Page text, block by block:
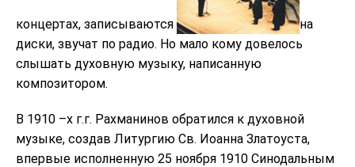
концертах, записываются
на
диски, звучат по радио. Но мало кому довелось
слышать духовную музыку, написанную
композитором.
В 1910 –х г.г. Рахманинов обратился к духовной
музыке, создав Литургию Св. Иоанна Златоуста,
впервые исполненную 25 ноября 1910 Синодальным